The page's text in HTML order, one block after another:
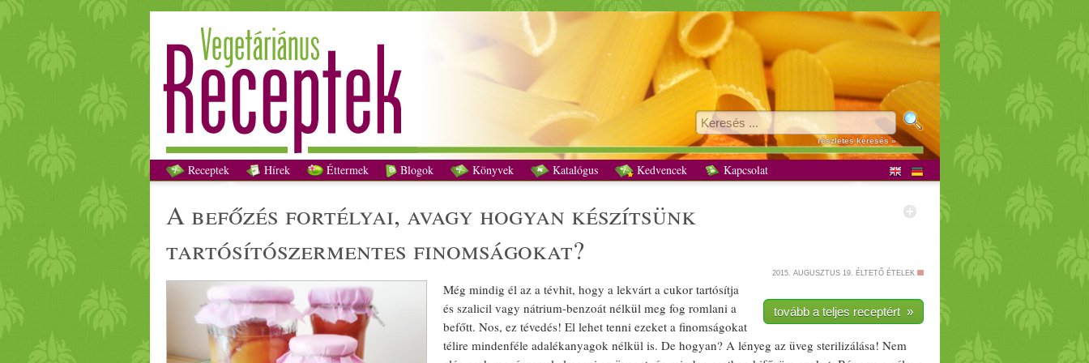
A befőzés fortélyai, avagy hogyan készítsünk tartósítószermentes finomságokat? recept vegetáriánus
részletes keresés »
Receptek Hírek Éttermek Blogok Könyvek Katalógus Kedvencek Kapcsolat
a befőzés fortélyai, avagy hogyan készítsünk
tartósítószermentes finomságokat?
2015. AUGUSZTUS 19. ÉLTETŐ ÉTELEK
tovább a teljes receptért »
Még mindig él az a tévhit, hogy a lekvárt a cukortartósítja
és szalicil vagy nátrium-benzoát nélkül meg fog romlani a
befőtt. Nos, ez tévedés! El lehet tenni ezeket a finomságokat
télire mindenféle adalékanyagok nélkül is. De hogyan? A lényeg az üveg sterilizálása! Nem